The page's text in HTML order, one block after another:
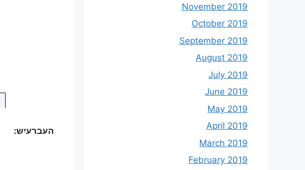
העברעיִש:
November 2019
October 2019
September 2019
August 2019
July 2019
June 2019
May 2019
April 2019
March 2019
February 2019